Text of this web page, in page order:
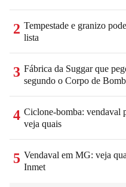
2 Tempestade e granizo
lista
3 Fábrica da Suggar que
segundo o Corpo de
4 Ciclone-bomba: vendaval
veja quais
5 Vendaval em MG: veja
Inmet